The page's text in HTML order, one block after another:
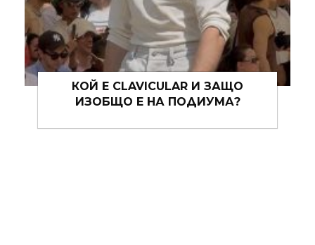
MOCKTAILS: ЛЯТНАТА GEN Z
ОБСЕСИЯ